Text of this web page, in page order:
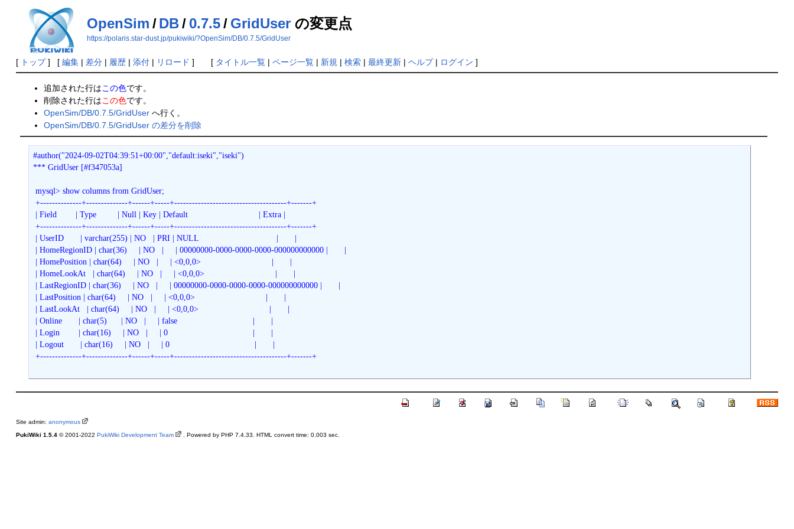
OpenSim /DB/ 0.7.5/ GridUserの変更点
https://polaris.star-dust.jp/pukiwiki/?OpenSim/DB/0.7.5/GridUser
[ トップ] [ 編集| 差分| 履歴| 添付| リロード ] [ タイトル一覧| ページ一覧| 新規 | 検索| 最終更新| ヘルプ| ログイン ]
追加された行はこの色です。
削除された行はこの色です。
OpenSim/DB/0.7.5/GridUser へ行く。
OpenSim/DB/0.7.5/GridUser の差分を削除
#author("2024-09-02T04:39:51+00:00","default:iseki","iseki")
*** GridUser [#f347053a]
mysql> show columns from GridUser;
+--------------+--------------+------+-----+--------------------------------------+-------+
| Field        | Type         | Null | Key | Default                              | Extra |
+--------------+--------------+------+-----+--------------------------------------+-------+
| UserID       | varchar(255) | NO   | PRI | NULL                                 |       |
| HomeRegionID | char(36)     | NO   |     | 00000000-0000-0000-0000-000000000000 |       |
| HomePosition | char(64)     | NO   |     | <0,0,0>                              |       |
| HomeLookAt   | char(64)     | NO   |     | <0,0,0>                              |       |
| LastRegionID | char(36)     | NO   |     | 00000000-0000-0000-0000-000000000000 |       |
| LastPosition | char(64)     | NO   |     | <0,0,0>                              |       |
| LastLookAt   | char(64)     | NO   |     | <0,0,0>                              |       |
| Online       | char(5)      | NO   |     | false                                |       |
| Login        | char(16)     | NO   |     | 0                                    |       |
| Logout       | char(16)     | NO   |     | 0                                    |       |
+--------------+--------------+------+-----+--------------------------------------+-------+
Site admin: anonymous
PukiWiki 1.5.4© 2001-2022 PukiWiki Development Team . Powered by PHP 7.4.33. HTML convert time: 0.003 sec.